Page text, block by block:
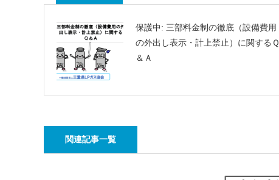
保護中: 三部料金制の徹底（設備費用
の外出し表示・計上禁止）に関するＱ
＆Ａ
関連記事一覧